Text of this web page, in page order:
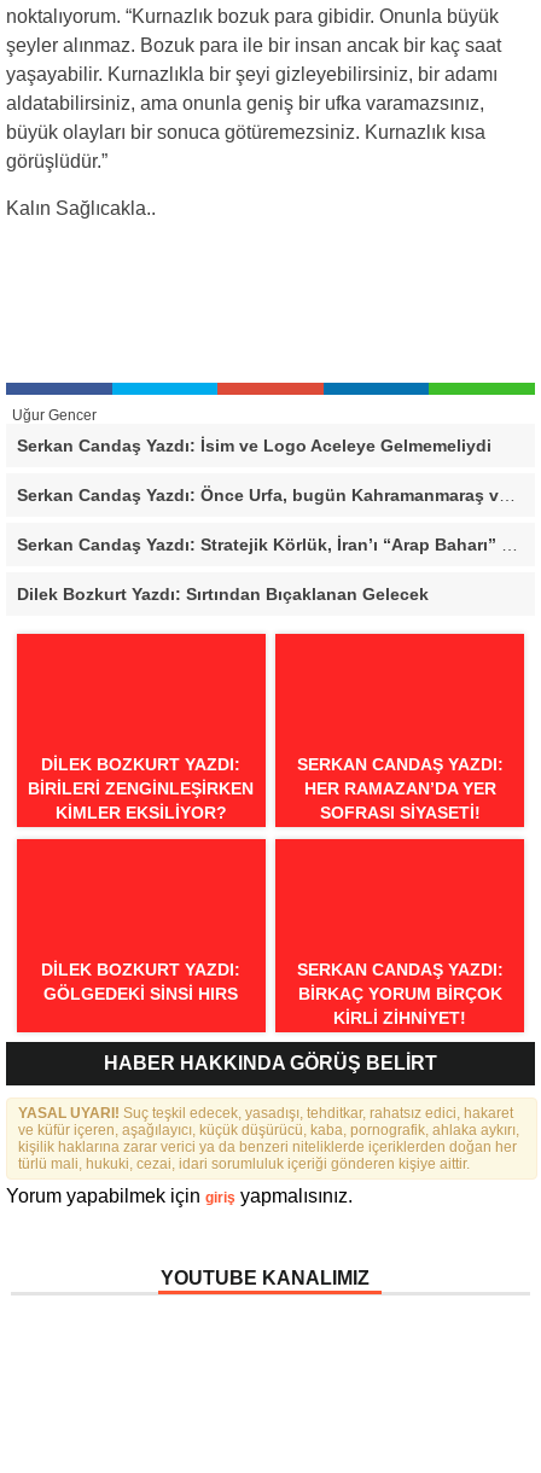
noktalıyorum. “Kurnazlık bozuk para gibidir. Onunla büyük
şeyler alınmaz. Bozuk para ile bir insan ancak bir kaç saat
yaşayabilir. Kurnazlıkla bir şeyi gizleyebilirsiniz, bir adamı
aldatabilirsiniz, ama onunla geniş bir ufka varamazsınız,
büyük olayları bir sonuca götüremezsiniz. Kurnazlık kısa
görüşlüdür.”
Kalın Sağlıcakla..
Uğur Gencer
Serkan Candaş Yazdı: İsim ve Logo Aceleye Gelmemeliydi
Serkan Candaş Yazdı: Önce Urfa, bugün Kahramanmaraş ve Mersin, Ya sonra?
Dilek Bozkurt Yazdı: Sırtından Bıçaklanan Gelecek
DILEK BOZKURT YAZDI:
BIRILERI ZENGINLEŞIRKEN
KIMLER EKSILIYOR?
SERKAN CANDAŞ YAZDI:
HER RAMAZAN’DA YER
SOFRASI SIYASETI!
DILEK BOZKURT YAZDI:
GÖLGEDEKI SINSI HIRS
SERKAN CANDAŞ YAZDI:
BIRKAÇ YORUM BIRÇOK
KIRLI ZIHNIYET!
HABER HAKKINDA GÖRÜŞ BELİRT
YASAL UYARI! Suç teşkil edecek, yasadışı, tehditkar, rahatsız edici, hakaret
ve küfür içeren, aşağılayıcı, küçük düşürücü, kaba, pornografik, ahlaka aykırı,
kişilik haklarına zarar verici ya da benzeri niteliklerde içeriklerden doğan her
türlü mali, hukuki, cezai, idari sorumluluk içeriği gönderen kişiye aittir.
Yorum yapabilmek için giriş yapmalısınız.
YOUTUBE KANALIMIZ